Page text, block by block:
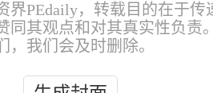
界PEdaily，转载目的在于传
同其观点和对其真实性负责
我们会及时删除。